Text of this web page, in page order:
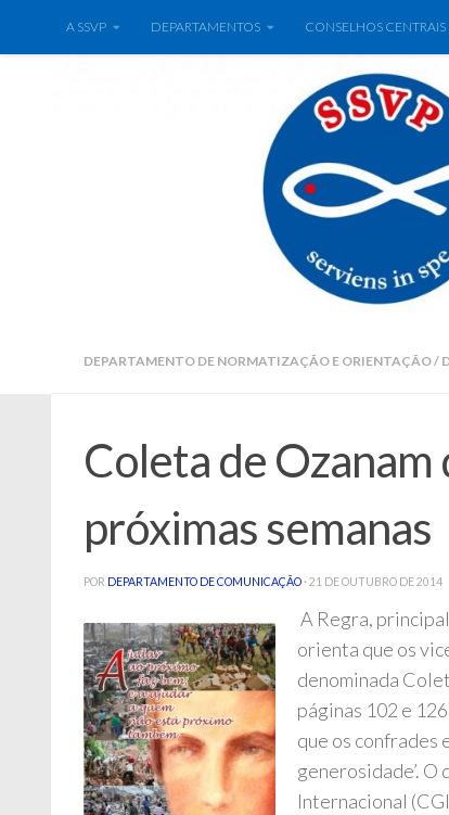
A SSVP DEPARTAMENTOS CONSELHOS CENTRAIS
DEPARTAMENTO DE NORMATIZAÇÃO E ORIENTAÇÃO/
Coleta de Ozanam
próximas semanas
POR DEPARTAMENTO DE COMUNICAÇÃO · 21 DE OUTUBRO DE 2014
A Regra,
orienta que os
denominada
páginas 102 e
que os confrades
generosidade’.
Internacional